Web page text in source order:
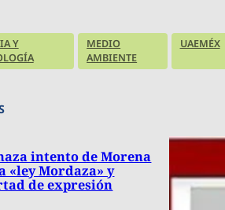
Y
MEDIO
AMBIENTE
UAEMÉX
intento de Morena
«ley Mordaza» y
de expresión